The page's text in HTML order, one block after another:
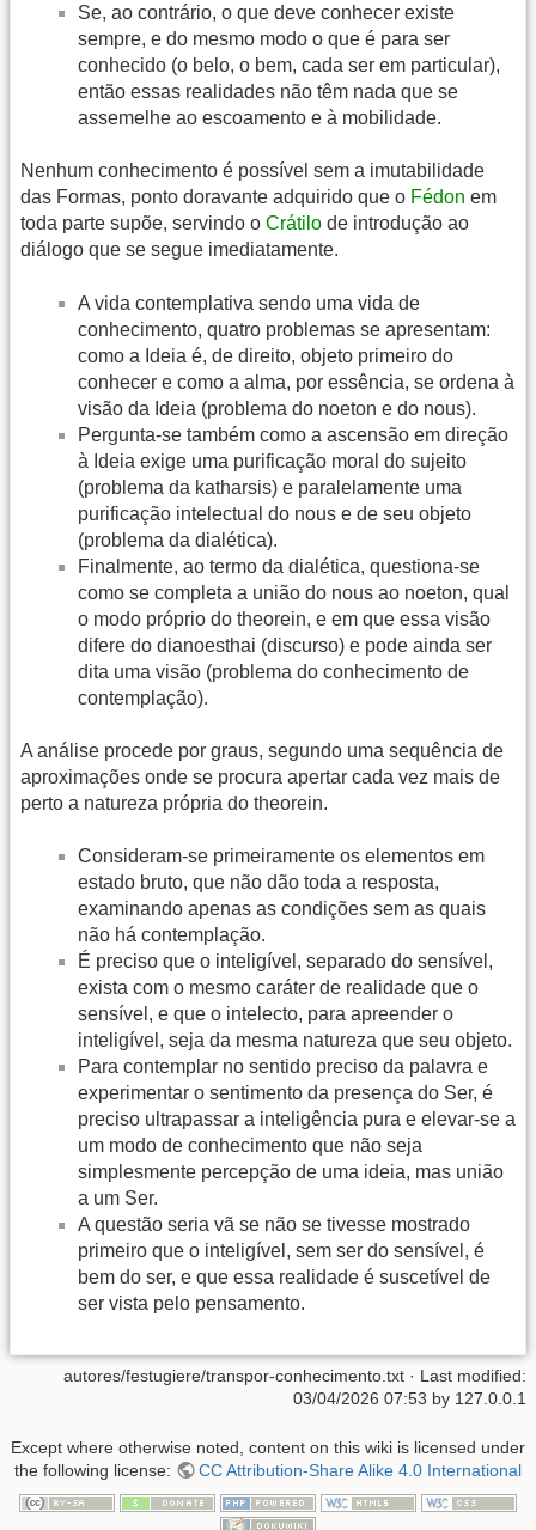
Se, ao contrário, o que deve conhecer existe
sempre, e do mesmo modo o que é para ser
conhecido (o belo, o bem, cada ser em particular),
então essas realidades não têm nada que se
assemelhe ao escoamento e à mobilidade.
Nenhum conhecimento é possível sem a imutabilidade
das Formas, ponto doravante adquirido que o Fédon em
toda parte supõe, servindo o Crátilo de introdução ao
diálogo que se segue imediatamente.
A vida contemplativa sendo uma vida de
conhecimento, quatro problemas se apresentam:
como a Ideia é, de direito, objeto primeiro do
conhecer e como a alma, por essência, se ordena à
visão da Ideia (problema do noeton e do nous).
Pergunta-se também como a ascensão em direção
à Ideia exige uma purificação moral do sujeito
(problema da katharsis) e paralelamente uma
purificação intelectual do nous e de seu objeto
(problema da dialética).
Finalmente, ao termo da dialética, questiona-se
como se completa a união do nous ao noeton, qual
o modo próprio do theorein, e em que essa visão
difere do dianoesthai (discurso) e pode ainda ser
dita uma visão (problema do conhecimento de
contemplação).
A análise procede por graus, segundo uma sequência de
aproximações onde se procura apertar cada vez mais de
perto a natureza própria do theorein.
Consideram-se primeiramente os elementos em
estado bruto, que não dão toda a resposta,
examinando apenas as condições sem as quais
não há contemplação.
É preciso que o inteligível, separado do sensível,
exista com o mesmo caráter de realidade que o
sensível, e que o intelecto, para apreender o
inteligível, seja da mesma natureza que seu objeto.
Para contemplar no sentido preciso da palavra e
experimentar o sentimento da presença do Ser, é
preciso ultrapassar a inteligência pura e elevar-se a
um modo de conhecimento que não seja
simplesmente percepção de uma ideia, mas união
a um Ser.
A questão seria vã se não se tivesse mostrado
primeiro que o inteligível, sem ser do sensível, é
bem do ser, e que essa realidade é suscetível de
ser vista pelo pensamento.
autores/festugiere/transpor-conhecimento.txt · Last modified:
03/04/2026 07:53 by 127.0.0.1
Except where otherwise noted, content on this wiki is licensed under
the following license:
CC Attribution-Share Alike 4.0 International